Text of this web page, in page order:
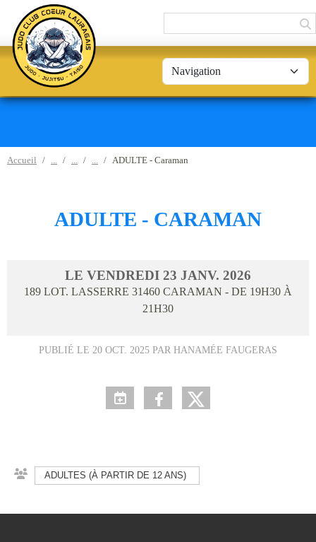
Accueil ADULTE - Caraman
ADULTE - CARAMAN
LE VENDREDI 23 JANV. 2026
189 LOT. LASSERRE 31460 CARAMAN - DE 19H30 À
21H30
PUBLIÉ LE 20 OCT. 2025 PAR HANAMÉE FAUGERAS
ADULTES (À PARTIR DE 12 ANS)
Panneau de gestion des cookies